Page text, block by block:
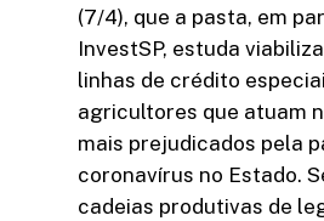
(7/4), que a pasta, em
InvestSP, estuda
linhas de crédito
agricultores que atuam
mais prejudicados pela
coronavírus no Estado.
cadeias produtivas de